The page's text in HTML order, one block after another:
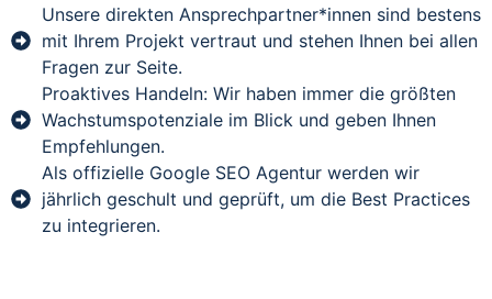
Unsere direkten Ansprechpartner*innen sind bestens
mit Ihrem Projekt vertraut und stehen Ihnen bei allen
Fragen zur Seite.
Proaktives Handeln: Wir haben immer die größten
Wachstumspotenziale im Blick und geben Ihnen
Empfehlungen.
Als offizielle Google SEO Agentur werden wir
jährlich geschult und geprüft, um die Best Practices
zu integrieren.